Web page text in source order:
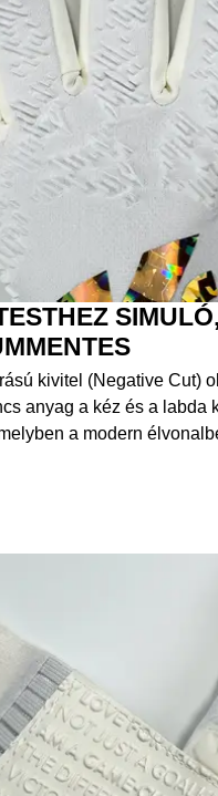
kivitel (Negative Cut)
anyag a kéz és a labda
a modern